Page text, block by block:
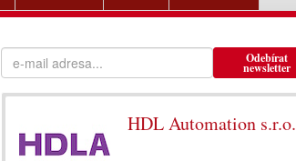
Odebírat
newsletter
HDL Automation s.r.o.